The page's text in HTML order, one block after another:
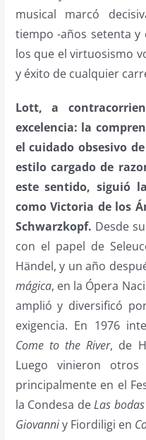
musical marcó
tiempo -años setenta y
los que el virtuosismo
y éxito de cualquier
Lott, a
excelencia: la
el cuidado obsesivo
estilo cargado de
este sentido, siguió
como Victoria de los
Schwarzkopf. Desde
con el papel de
Händel, y un año
mágica, en la Ópera
amplió y diversificó
exigencia. En 1976
Come to the River, de
Luego vinieron otros
principalmente en el
la Condesa deLas
Giovanniy Fiordiligi en